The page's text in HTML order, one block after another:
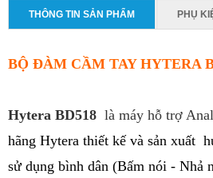
THÔNG TIN SẢN PHẨM PHỤ
BỘ ĐÀM CẦM TAY HYTERA
Hytera BD518 là máy hỗ trợ
hãng Hytera thiết kế và sản xuất
sử dụng bình dân (Bấm nói - Nhả